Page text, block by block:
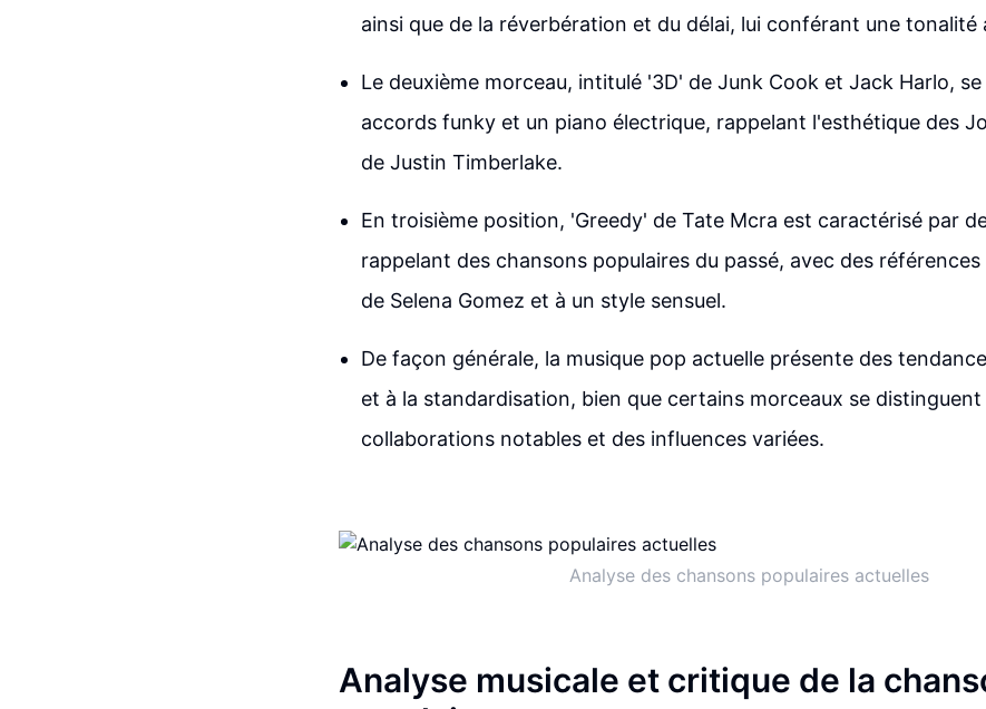
ainsi que de la réverbération et du délai, lui conférant une
Le deuxième morceau, intitulé '3D' de Junk Cook et Jack Harlo,
accords funky et un piano électrique, rappelant l'esthétique des
de Justin Timberlake.
En troisième position, 'Greedy' de Tate Mcra est caractérisé par
rappelant des chansons populaires du passé, avec des
de Selena Gomez et à un style sensuel.
De façon générale, la musique pop actuelle présente des
et à la standardisation, bien que certains morceaux se distinguent
collaborations notables et des influences variées.
Analyse des chansons populaires actuelles
Analyse musicale et critique de la